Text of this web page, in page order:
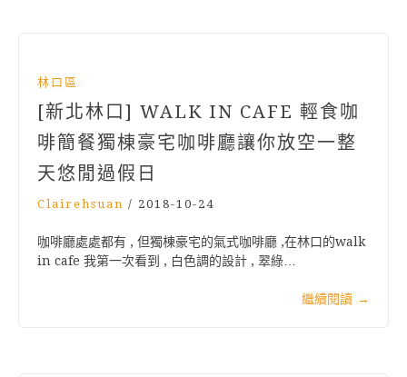
林口區
[新北林口] WALK IN CAFE 輕食咖
啡簡餐獨棟豪宅咖啡廳讓你放空一整
天悠閒過假日
Clairehsuan / 2018-10-24
咖啡廳處處都有 , 但獨棟豪宅的氣式咖啡廳 ,在林口的walk
in cafe 我第一次看到 , 白色調的設計 , 翠綠…
繼續閱讀 →